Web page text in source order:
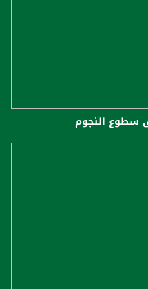
سطوع النجوم